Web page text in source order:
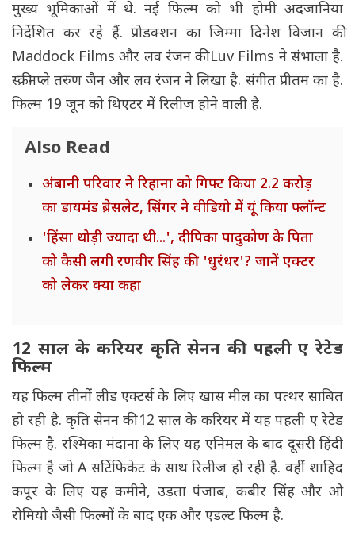
मुख्य भूमिकाओं में थे. नई फिल्म को भी होमी अदजानिया
निर्देशित कर रहे हैं. प्रोडक्शन का जिम्मा दिनेश विजान की
Maddock Films और लव रंजन की Luv Films ने संभाला है.
स्क्रीनप्ले तरुण जैन और लव रंजन ने लिखा है. संगीत प्रीतम का है.
फिल्म 19 जून को थिएटर में रिलीज होने वाली है.
Also Read
अंबानी परिवार ने रिहाना को गिफ्ट किया 2.2 करोड़
का डायमंड ब्रेसलेट, सिंगर ने वीडियो में यूं किया फ्लॉन्ट
'हिंसा थोड़ी ज्यादा थी...', दीपिका पादुकोण के पिता
को कैसी लगी रणवीर सिंह की 'धुरंधर'? जानें एक्टर
को लेकर क्या कहा
12 साल के करियर कृति सेनन की पहली ए रेटेड
फिल्म
यह फिल्म तीनों लीड एक्टर्स के लिए खास मील का पत्थर साबित
हो रही है. कृति सेनन की 12 साल के करियर में यह पहली ए रेटेड
फिल्म है. रश्मिका मंदाना के लिए यह एनिमल के बाद दूसरी हिंदी
फिल्म है जो A सर्टिफिकेट के साथ रिलीज हो रही है. वहीं शाहिद
कपूर के लिए यह कमीने, उड़ता पंजाब, कबीर सिंह और ओ
रोमियो जैसी फिल्मों के बाद एक और एडल्ट फिल्म है.